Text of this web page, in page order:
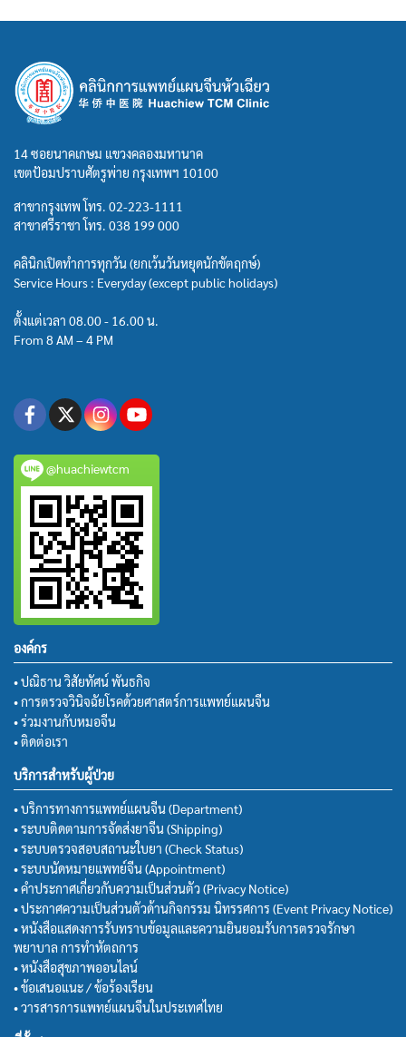
14 ซอยนาคเกษม แขวงคลองมหานาค
เขตป้อมปราบศัตรูพ่าย กรุงเทพฯ 10100
สาขากรุงเทพ โทร. 02-223-1111
สาขาศรีราชา โทร. 038 199 000
คลินิกเปิดทำการทุกวัน (ยกเว้นวันหยุดนักขัตฤกษ์)
Service Hours : Everyday (except public holidays)
ตั้งแต่เวลา 08.00 - 16.00 น.
From 8 AM – 4 PM
@huachiewtcm
องค์กร
• ปณิธาน วิสัยทัศน์ พันธกิจ
• การตรวจวินิจฉัยโรคด้วยศาสตร์การแพทย์แผนจีน
• ร่วมงานกับหมอจีน
• ติดต่อเรา
บริการสำหรับผู้ป่วย
• บริการทางการแพทย์แผนจีน (Department)
• ระบบติดตามการจัดส่งยาจีน (Shipping)
• ระบบตรวจสอบสถานะใบยา (Check Status)
• ระบบนัดหมายแพทย์จีน (Appointment)
• คำประกาศเกี่ยวกับความเป็นส่วนตัว (Privacy Notice)
• ประกาศความเป็นส่วนตัวด้านกิจกรรม นิทรรศการ (Event Privacy Notice)
• หนังสือแสดงการรับทราบข้อมูลและความยินยอมรับการตรวจรักษา
พยาบาล การทำหัตถการ
• หนังสือสุขภาพออนไลน์
• ข้อเสนอแนะ / ข้อร้องเรียน
• วารสารการแพทย์แผนจีนในประเทศไทย